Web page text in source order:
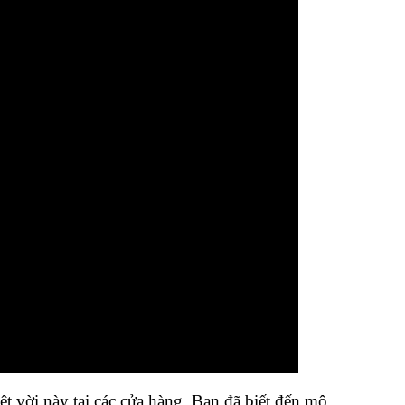
vời này tại các cửa hàng. Bạn đã biết đến mô